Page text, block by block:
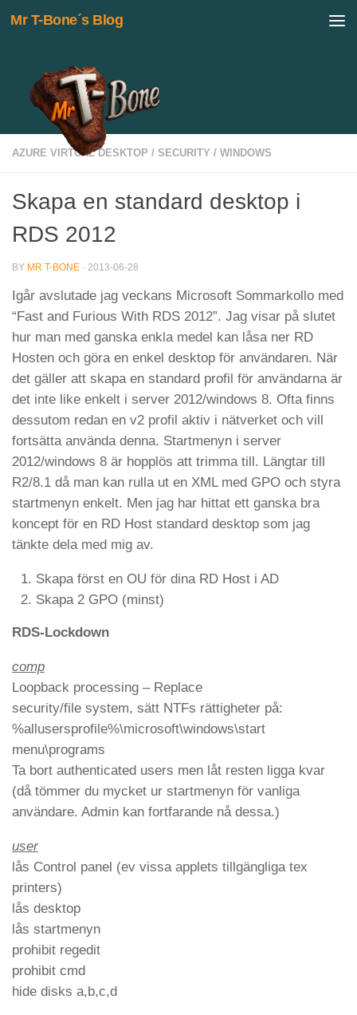
Skip to content
Mr T-Bone´s Blog
AZURE VIRTUAL DESKTOP / SECURITY / WINDOWS
Skapa en standard desktop i
RDS 2012
BY MR T-BONE · 2013-06-28
Igår avslutade jag veckans Microsoft Sommarkollo med
“Fast and Furious With RDS 2012”. Jag visar på slutet
hur man med ganska enkla medel kan låsa ner RD
Hosten och göra en enkel desktop för användaren. När
det gäller att skapa en standard profil för användarna är
det inte like enkelt i server 2012/windows 8. Ofta finns
dessutom redan en v2 profil aktiv i nätverket och vill
fortsätta använda denna. Startmenyn i server
2012/windows 8 är hopplös att trimma till. Längtar till
R2/8.1 då man kan rulla ut en XML med GPO och styra
startmenyn enkelt. Men jag har hittat ett ganska bra
koncept för en RD Host standard desktop som jag
tänkte dela med mig av.
Skapa först en OU för dina RD Host i AD
Skapa 2 GPO (minst)
RDS-Lockdown
comp
Loopback processing – Replace
security/file system, sätt NTFs rättigheter på:
%allusersprofile%\microsoft\windows\start
menu\programs
Ta bort authenticated users men låt resten ligga kvar
(då tömmer du mycket ur startmenyn för vanliga
användare. Admin kan fortfarande nå dessa.)
user
lås Control panel (ev vissa applets tillgängliga tex
printers)
lås desktop
lås startmenyn
prohibit regedit
prohibit cmd
hide disks a,b,c,d